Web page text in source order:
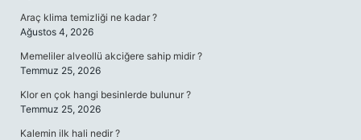
Araç klima temizliği ne kadar ?
Ağustos 4, 2026
Memeliler alveollü akciğere sahip midir ?
Temmuz 25, 2026
Klor en çok hangi besinlerde bulunur ?
Temmuz 25, 2026
Kalemin ilk hali nedir ?